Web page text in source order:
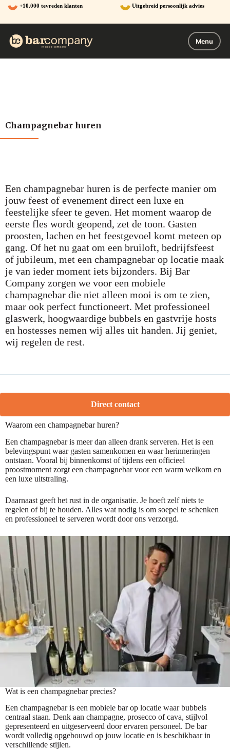
Ga
naar
de
Menu
+10.000 tevreden klanten Uitgebreid persoonlijk advies
Champagnebar huren
Een champagnebar huren is de perfecte manier om
jouw feest of evenement direct een luxe en
feestelijke sfeer te geven. Het moment waarop de
eerste fles wordt geopend, zet de toon. Gasten
proosten, lachen en het feestgevoel komt meteen op
gang. Of het nu gaat om een bruiloft, bedrijfsfeest
of jubileum, met een champagnebar op locatie maak
je van ieder moment iets bijzonders. Bij Bar
Company zorgen we voor een mobiele
champagnebar die niet alleen mooi is om te zien,
maar ook perfect functioneert. Met professioneel
glaswerk, hoogwaardige bubbels en gastvrije hosts
en hostesses nemen wij alles uit handen. Jij geniet,
wij regelen de rest.
Direct contact
Waarom een champagnebar huren?
Een champagnebar is meer dan alleen drank serveren. Het is een
belevingspunt waar gasten samenkomen en waar herinneringen
ontstaan. Vooral bij binnenkomst of tijdens een officieel
proostmoment zorgt een champagnebar voor een warm welkom en
een luxe uitstraling.
Daarnaast geeft het rust in de organisatie. Je hoeft zelf niets te
regelen of bij te houden. Alles wat nodig is om soepel te schenken
en professioneel te serveren wordt door ons verzorgd.
Wat is een champagnebar precies?
Een champagnebar is een mobiele bar op locatie waar bubbels
centraal staan. Denk aan champagne, prosecco of cava, stijlvol
gepresenteerd en uitgeserveerd door ervaren personeel. De bar
wordt volledig opgebouwd op jouw locatie en is beschikbaar in
verschillende stijlen.